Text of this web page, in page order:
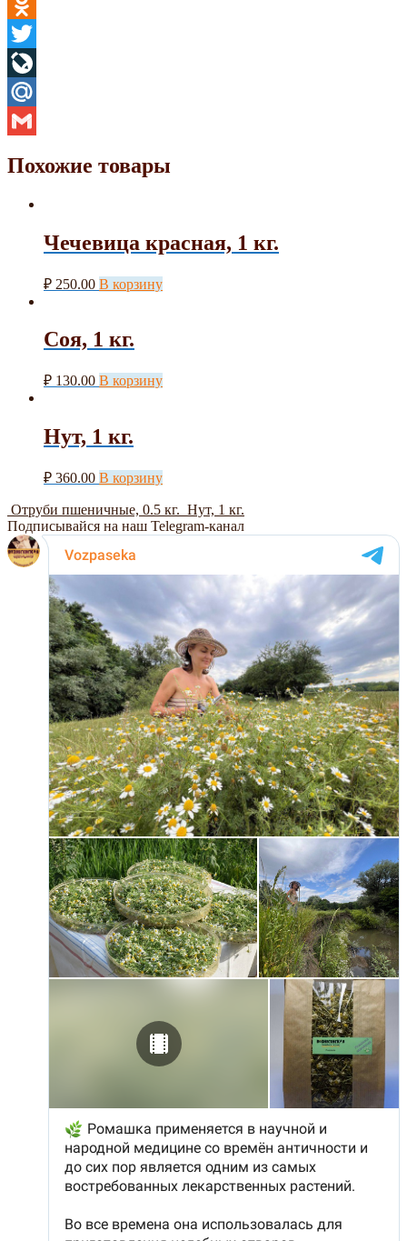
Telegram
Odnoklassniki
Twitter
LiveJournal
Mail.Ru
Похожие товары
Чечевица красная, 1 кг.
₽ 250.00 В корзину
Соя, 1 кг.
₽ 130.00 В корзину
Нут, 1 кг.
₽ 360.00 В корзину
Отруби пшеничные, 0.5 кг. Нут, 1 кг.
Подписывайся на наш Telegram-канал